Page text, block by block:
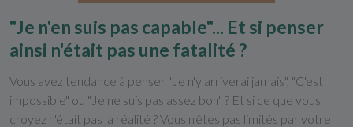
"Je n'en suis pas capable"... Et si penser
ainsi n'était pas une fatalité ?
Vous avez tendance à penser "Je n'y arriverai jamais", "C'est
impossible" ou "Je ne suis pas assez bon" ? Et si ce que vous
croyez n'était pas la réalité ? Vous n'êtes pas limités par votre